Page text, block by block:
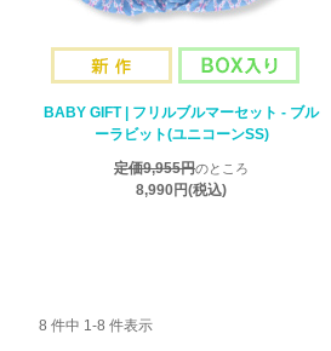
BABY GIFT | フリルブルマーセット - ブル
ーラビット(ユニコーンSS)
定価9,955円のところ
8,990円(税込)
8 件中 1-8 件表示